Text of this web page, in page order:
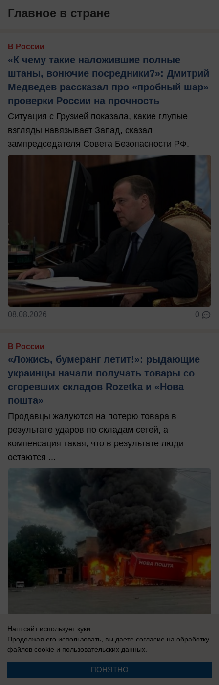
Главное в стране
В России
«К чему такие наложившие полные
штаны, вонючие посредники?»: Дмитрий
Медведев рассказал про «пробный шар»
проверки России на прочность
Ситуация с Грузией показала, какие глупые
взгляды навязывает Запад, сказал
зампредседателя Совета Безопасности РФ.
08.08.2026 0
В России
«Ложись, бумеранг летит!»: рыдающие
украинцы начали получать товары со
сгоревших складов Rozetka и «Нова
пошта»
Продавцы жалуются на потерю товара в
результате ударов по складам сетей, а
компенсация такая, что в результате люди
остаются ...
09.08.2026
ВС РФ уничтожают мосты противника:
Наш сайт использует куки.
Продолжая его использовать, вы даете согласие на обработку
файлов cookie и пользовательских данных.
ПОНЯТНО